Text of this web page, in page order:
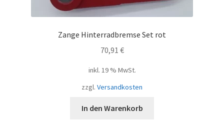
Zange Hinterradbremse Set rot
70,91 €
inkl. 19 % MwSt.
zzgl. Versandkosten
In den Warenkorb